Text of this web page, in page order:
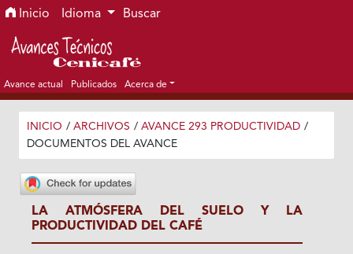
Ir al menú de navegación principal
Ir al contenido principal
Ir al pie de página del sitio
Inicio Idioma Buscar
Avance actual Publicados Acerca de
INICIO / ARCHIVOS / AVANCE 293 PRODUCTIVIDAD /
DOCUMENTOS DEL AVANCE
LA ATMÓSFERA DEL SUELO Y LA
PRODUCTIVIDAD DEL CAFÉ